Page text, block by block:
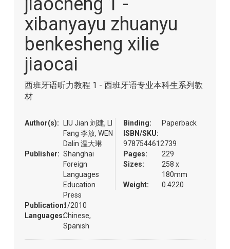
the
images
gallery
xibanyayu zhuanyu
benkesheng xilie
jiaocai
西班牙语听力教程 1 - 西班牙语专业本科生系列教
材
Author(s):
LIU Jian 刘建, LI
Fang 李放, WEN
Dalin 温大琳
Publisher: Shanghai
Foreign
Languages
Education
Press
Publication:1/2010
Languages:Chinese,
Spanish
Binding:
Paperback
ISBN/SKU:
9787544612739
Pages:
229
Sizes:
258 x
180mm
Weight:
0.4220